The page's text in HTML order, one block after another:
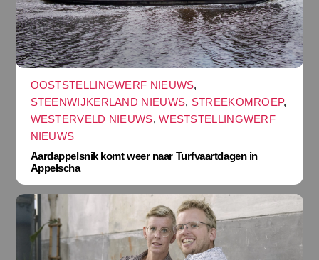
OOSTSTELLINGWERF NIEUWS,
STEENWIJKERLAND NIEUWS, STREEKOMROEP,
WESTERVELD NIEUWS,WESTSTELLINGWERF
NIEUWS
Aardappelsnik komt weer naar Turfvaartdagen in
Appelscha